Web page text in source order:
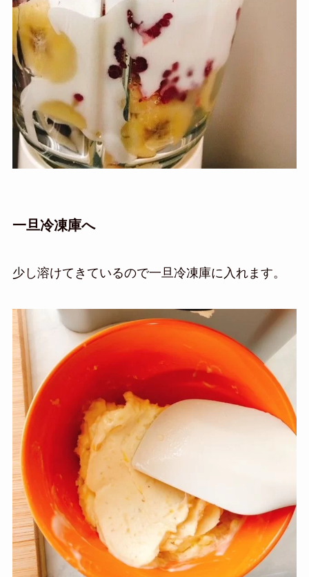
一旦冷凍庫へ
少し溶けてきているので一旦冷凍庫に入れます。